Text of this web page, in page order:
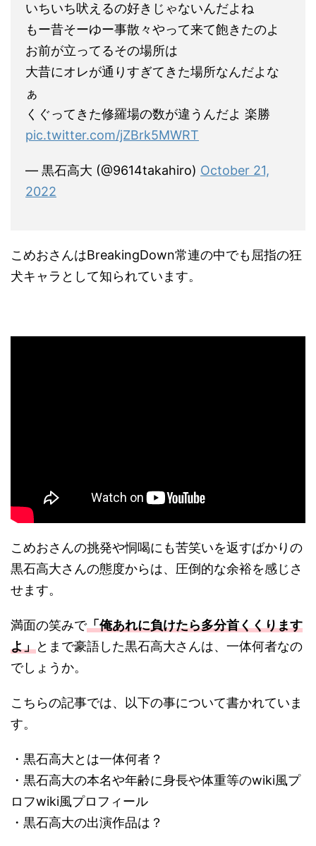
いちいち吠えるの好きじゃないんだよね
もー昔そーゆー事散々やって来て飽きたのよ
お前が立ってるその場所は
大昔にオレが通りすぎてきた場所なんだよな
ぁ
くぐってきた修羅場の数が違うんだよ 楽勝
pic.twitter.com/jZBrk5MWRT
— 黒石高大 (@9614takahiro) October 21,
2022
こめおさんはBreakingDown常連の中でも屈指の狂
犬キャラとして知られています。
こめおさんの挑発や恫喝にも苦笑いを返すばかりの
黒石高大さんの態度からは、圧倒的な余裕を感じさ
せます。
満面の笑みで「俺あれに負けたら多分首くくります
よ」とまで豪語した黒石高大さんは、一体何者なの
でしょうか。
こちらの記事では、以下の事について書かれていま
す。
・黒石高大とは一体何者？
・黒石高大の本名や年齢に身長や体重等のwiki風プ
ロフwiki風プロフィール
・黒石高大の出演作品は？